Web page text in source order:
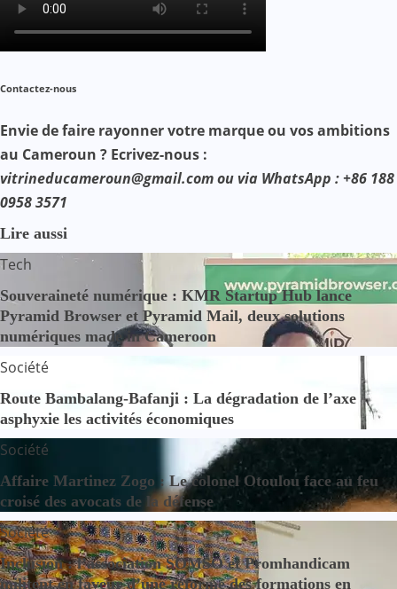
Contactez-nous
Envie de faire rayonner votre marque ou vos ambitions
au Cameroun ? Ecrivez-nous :
vitrineducameroun@gmail.com ou via WhatsApp : +86 188
0958 3571
Lire aussi
Tech
Souveraineté numérique : KMR Startup Hub lance
Pyramid Browser et Pyramid Mail, deux solutions
numériques made in Cameroon
Société
Route Bambalang-Bafanji : La dégradation de l’axe
asphyxie les activités économiques
Société
Affaire Martinez Zogo : Le colonel Otoulou face au feu
croisé des avocats de la défense
Société
Inclusion : l’association SOMSO et Promhandicam
militent en faveur d’une réforme des formations en